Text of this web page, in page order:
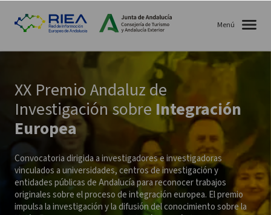
Menú
XX Premio Andaluz de
Investigación sobre Integración
Europea
Convocatoria dirigida a investigadores e investigadoras
vinculados a universidades, centros de investigación y
entidades públicas de Andalucía para reconocer trabajos
originales sobre el proceso de integración europea. El premio
impulsa la investigación y la difusión del conocimiento sobre la